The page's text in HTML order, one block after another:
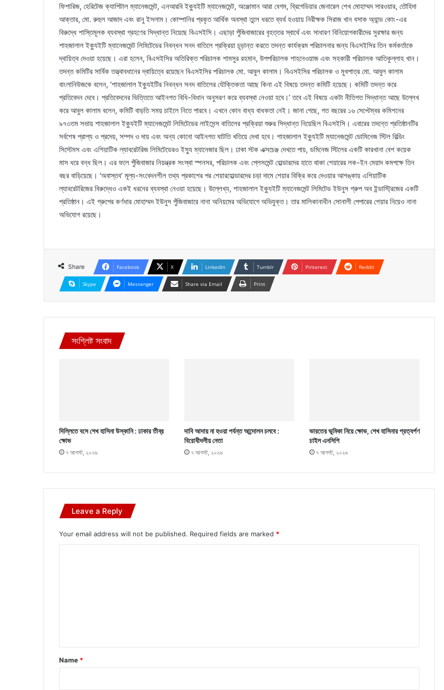
ফিশারিজ, হেরিটেজ ক্যাপিটাল ম্যানেজমেন্ট, এনআরবি ইক্যুইটি ম্যানেজমেন্ট, অঞ্জোমান আরা বেগম, ব্রিগেডিয়ার জেনারেল শেখ মোহাম্মদ সারওয়ার, তৌহিদা
আক্তার, মো. রুহুল আজাদ এবং রানু ইসলাম। কোম্পানির প্রকৃত আর্থিক অবস্থা তুলে ধরতে ব্যর্থ হওয়ায় নিরীক্ষক সিরাজ খান বসাক অ্যান্ড কোং-এর
বিরুদ্ধে শাস্তিমূলক ব্যবস্থা গ্রহণের সিদ্ধান্ত নিয়েছে বিএসইসি। এছাড়া পুঁজিবাজারের বৃহত্তর স্বার্থে এবং সাধারণ বিনিয়োগকারীদের সুরক্ষার জন্য
শাহজালাল ইক্যুইটি ম্যানেজমেন্ট লিমিটেডের নিবন্ধন সনদ বাতিলে প্রক্রিয়া চূড়ান্ত করতে তদন্ত কার্যক্রম পরিচালনার জন্য বিএসইসির তিন কর্মকর্তাকে
দ্বায়িত্ব দেওয়া হয়েছে। এরা হলেন, বিএসইসির অতিরিক্ত পরিচালক শামসুর রহমান, উপপরিচালক শাহনেওয়াজ এবং সহকারী পরিচালক আতিকুল্লাহ খান।
তদন্ত কমিটির সার্বিক তত্ত্বাবধানের দ্বায়িত্বে রয়েছেন বিএসইসির পরিচালক মো. আবুল কালাম। বিএসইসির পরিচালক ও মুখপাত্র মো. আবুল কালাম
বাংলানিউজকে বলেন, ‘শাহজালাল ইক্যুইটির নিবন্ধন সনদ বাতিলের যৌক্তিকতা আছে কিনা এই বিষয়ে তদন্ত কমিটি হয়েছে। কমিটি তদন্ত করে
প্রতিবেদন দেবে। প্রতিবেদনের ভিত্তিতে আইনগত বিধি-বিধান অনুসরণ করে ব্যবস্থা নেওয়া হবে।’ তবে এই বিষয়ে একটা নীতিগত সিদ্ধান্ত আছে উল্লেখ
করে আবুল কালাম বলেন, কমিটি বাড়তি সময় চাইলে নিতে পারবে। এখনে কোন বাধ্য বাধকতা নেই। জানা গেছে, গত বছরের ১৬ সেপ্টেম্বর কমিশনের
৯৭৩তম সভায় শাহজালাল ইক্যুইটি ম্যানেজমেন্ট লিমিটেডের লাইসেন্স বাতিলের প্রক্রিয়া শুরুর সিদ্ধান্ত নিয়েছিল বিএসইসি। এবারের তদন্তে প্রতিষ্ঠানটির
সর্বশেষ প্রাপ্য ও প্রদেয়, সম্পদ ও দায় এবং অন্য কোনো আইনগত ঘাটতি খতিয়ে দেখা হবে। শাহজালাল ইক্যুইটি ম্যানেজমেন্ট ডোমিনেজ স্টিল বিল্ডিং
সিস্টেমস এবং এশিয়াটিক ল্যাবরেটরিজ লিমিটেডেরও ইস্যু ম্যানেজার ছিল। ঢাকা স্টক এক্সচেঞ্জ দেখতে পায়, ডমিনেজ স্টিলের একটি কারখানা বেশ কয়েক
মাস ধরে বন্ধ ছিল। এর ফলে পুঁজিবাজার নিয়ন্ত্রক সংস্থা স্পনসর, পরিচালক এবং প্লেসমেন্ট হোল্ডারদের হাতে থাকা শেয়ারের লক-ইন মেয়াদ কমপক্ষে তিন
বছর বাড়িয়েছে। ‘অবাস্তব’ মূল্য-সংবেদনশীল তথ্য প্রকাশের পর শেয়ারহোল্ডারদের চড়া দামে শেয়ার বিক্রি করে দেওয়ার আশঙ্কায় এশিয়াটিক
ল্যাবরেটরিজের বিরুদ্ধেও একই ধরনের ব্যবস্থা নেওয়া হয়েছে। উল্লেখ্য, শাহজালাল ইক্যুইটি ম্যানেজমেন্ট লিমিটেড ইউনুস গ্রুপ অব ইন্ডাস্ট্রিজের একটি
প্রতিষ্ঠান। এই গ্রুপের কর্ণধার মোহাম্মদ ইউনুস পুঁজিবাজারে নানা অনিয়মের অভিযোগে অভিযুক্ত। তার মালিকানাধীন সোনালী পেপারের শেয়ার নিয়েও নানা
অভিযোগ রয়েছে।
Share Facebook X LinkedIn Tumblr Pinterest Reddit
Skype Messenger Share via Email Print
সংশ্লিষ্ট সংবাদ
দিল্লিতে বসে শেখ হাসিনা উস্কানি : ঢাকার তীব্র
ক্ষোভ
৭ আগস্ট, ২০২৬
দাবি আদায় না হওয়া পর্যন্ত আন্দোলন চলবে :
বিরোধীদলীয় নেতা
৭ আগস্ট, ২০২৬
ভারতের ভূমিকা নিয়ে ক্ষোভ, শেখ হাসিনার প্রত্যর্পণ
চাইল এনসিপি
৭ আগস্ট, ২০২৬
Leave a Reply
Your email address will not be published. Required fields are marked *
*
Name *